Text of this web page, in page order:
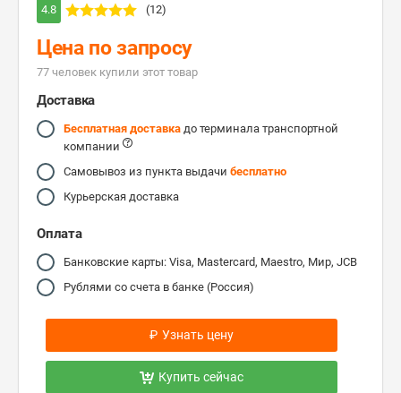
4.8 (12)
Цена по запросу
77 человек купили этот товар
Доставка
Бесплатная доставка до терминала транспортной
компании
Самовывоз из пункта выдачи бесплатно
Курьерская доставка
Оплата
Банковские карты: Visa, Mastercard, Maestro, Мир, JCB
Рублями со счета в банке (Россия)
₽ Узнать цену
Купить сейчас